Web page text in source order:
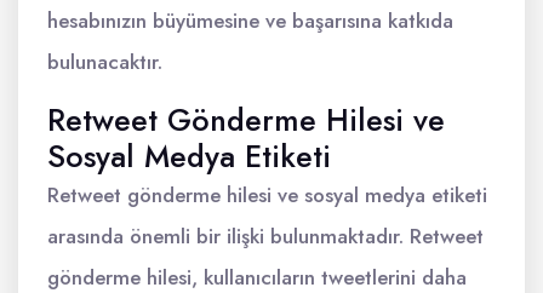
hesabınızın büyümesine ve başarısına katkıda
bulunacaktır.
Retweet Gönderme Hilesi ve
Sosyal Medya Etiketi
Retweet gönderme hilesi ve sosyal medya etiketi
arasında önemli bir ilişki bulunmaktadır. Retweet
gönderme hilesi, kullanıcıların tweetlerini daha